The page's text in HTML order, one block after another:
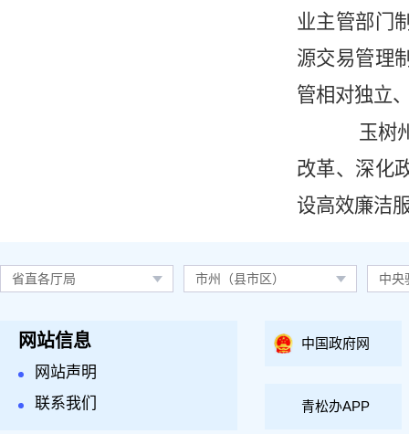
业主管部门
源交易管理
管相对独立
玉树
改革、深化
设高效廉洁
省直各厅局 市州（县市区） 中央
网站信息
网站声明
联系我们
中国政府网
青松办APP